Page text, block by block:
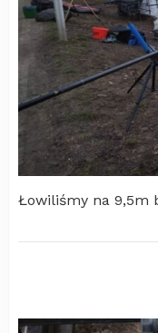
Łowiliśmy na 9,5m